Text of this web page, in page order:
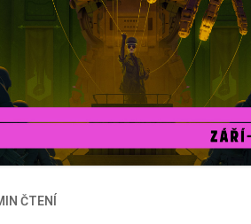
ČTENÍ